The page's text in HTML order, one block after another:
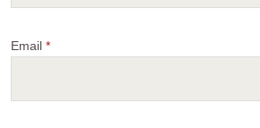
Email *